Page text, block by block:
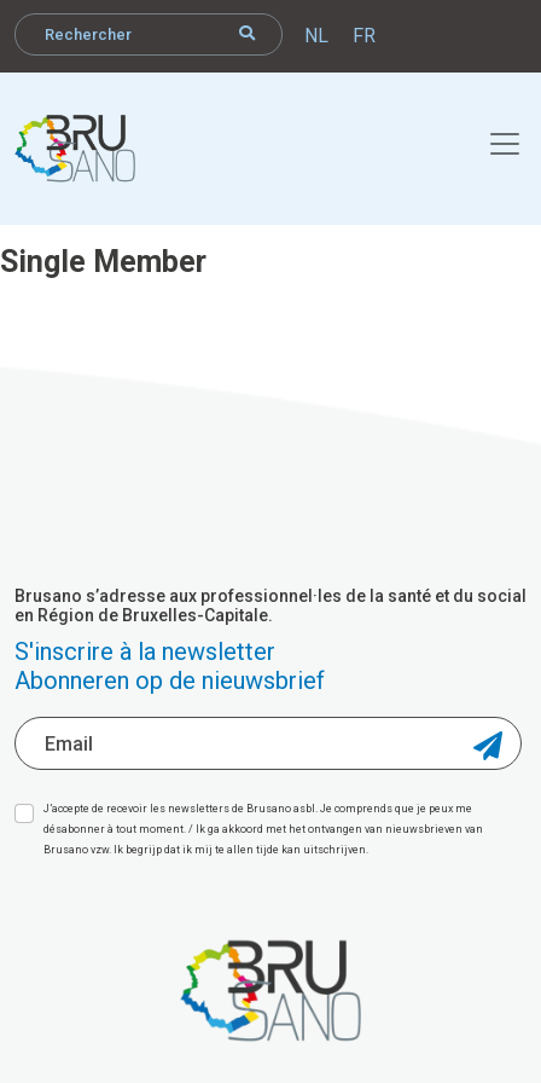
NL FR
Single Member
Brusano s’adresse aux professionnel·les de la santé et du social
en Région de Bruxelles-Capitale.
S'inscrire à la newsletter
Abonneren op de nieuwsbrief
J’accepte de recevoir les newsletters de Brusano asbl. Je comprends que je peux me
désabonner à tout moment. / Ik ga akkoord met het ontvangen van nieuwsbrieven van
Brusano vzw. Ik begrijp dat ik mij te allen tijde kan uitschrijven.